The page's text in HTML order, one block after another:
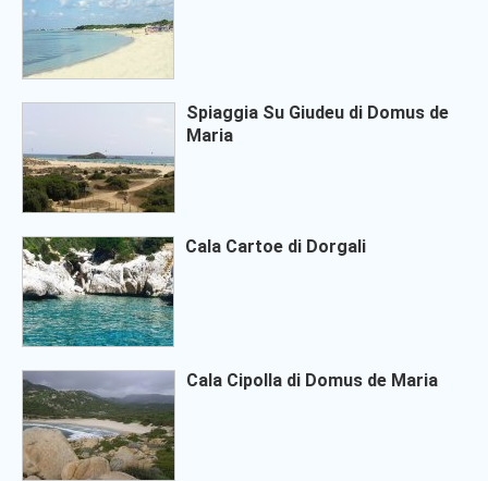
Spiaggia Su Giudeu di Domus de
Maria
Cala Cartoe di Dorgali
Cala Cipolla di Domus de Maria